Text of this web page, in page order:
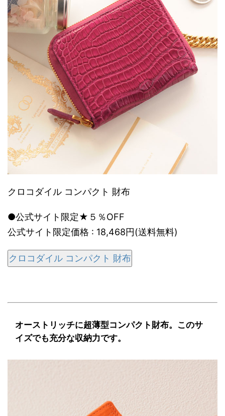
クロコダイル コンパクト 財布
●公式サイト限定★５％OFF
公式サイト限定価格 : 18,468円(送料無料)
クロコダイル コンパクト 財布
オーストリッチに超薄型コンパクト財布。このサ
イズでも充分な収納力です。